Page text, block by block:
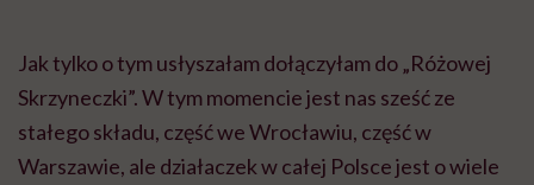
Jak tylko o tym usłyszałam dołączyłam do „Różowej
Skrzyneczki”. W tym momencie jest nas sześć ze
stałego składu, część we Wrocławiu, część w
Warszawie, ale działaczek w całej Polsce jest o wiele